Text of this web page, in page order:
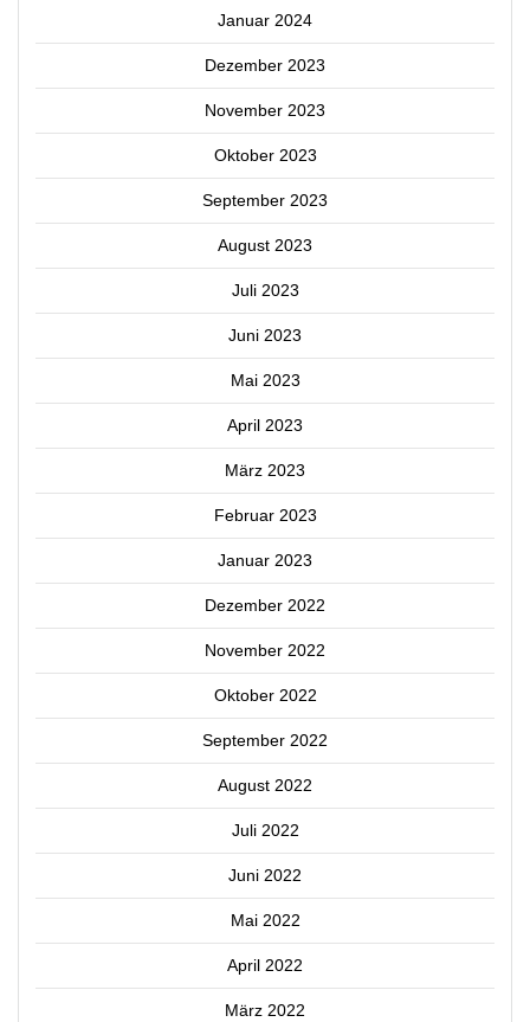
Januar 2024
Dezember 2023
November 2023
Oktober 2023
September 2023
August 2023
Juli 2023
Juni 2023
Mai 2023
April 2023
März 2023
Februar 2023
Januar 2023
Dezember 2022
November 2022
Oktober 2022
September 2022
August 2022
Juli 2022
Juni 2022
Mai 2022
April 2022
März 2022